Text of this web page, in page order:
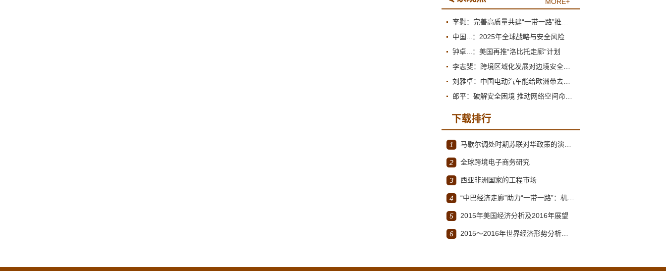
中国...：2025年全球战略与安全风险
钟卓...：美国再推“洛比托走廊”计划
下载排行
1 马歇尔调处时期苏联对华政策的演变（1945年12月～1947年1月）
2 全球跨境电子商务研究
3 西亚非洲国家的工程市场
4 “中巴经济走廊”助力“一带一路”：机遇与挑战
5 2015年美国经济分析及2016年展望
6 2015～2016年世界经济形势分析与展望